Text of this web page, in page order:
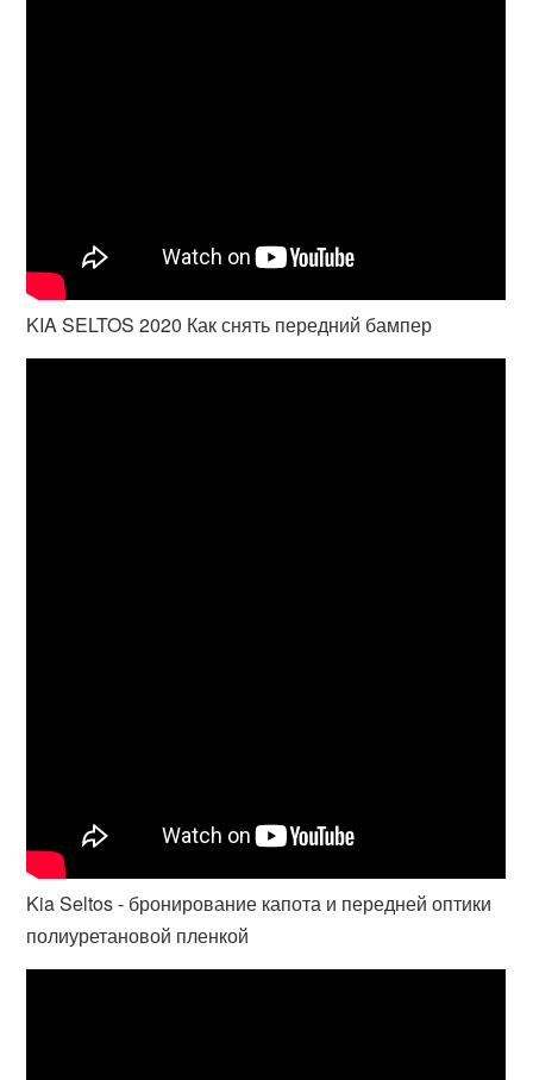
KIA SELTOS 2020 Как снять передний бампер
Kia Seltos - бронирование капота и передней оптики
полиуретановой пленкой